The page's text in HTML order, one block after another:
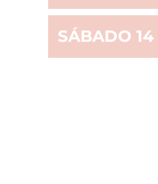
SÁBADO